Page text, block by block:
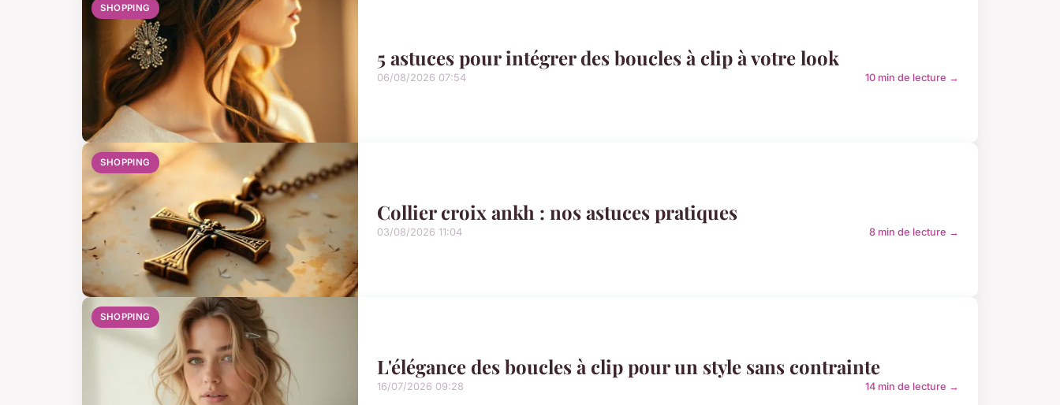
SHOPPING
5 astuces pour intégrer des boucles à clip à votre look
06/08/2026 07:54 10 min de lecture →
SHOPPING
Collier croix ankh : nos astuces pratiques
03/08/2026 11:04 8 min de lecture →
SHOPPING
L'élégance des boucles à clip pour un style sans contrainte
16/07/2026 09:28 14 min de lecture →